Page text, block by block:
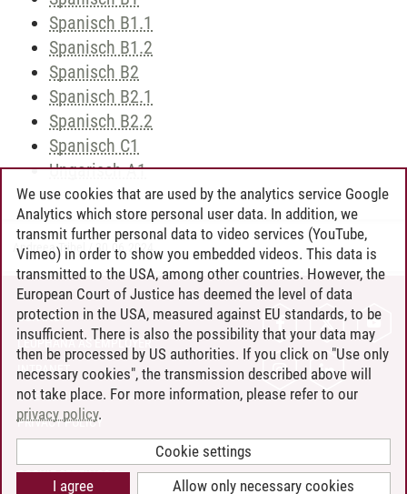
Spanisch B1.1
Spanisch B1.2
Spanisch B2
Spanisch B2.1
Spanisch B2.2
Spanisch C1
Ungarisch A1
Andreea Tribel 30.06.2024
CONTACT
LEUPHANA AS EMPLOYER
INTRANET
SITE NOTICE
PRIVACY POLICY
COOKIE SETTINGS
We use cookies that are used by the analytics service Google
Analytics which store personal user data. In addition, we
transmit further personal data to video services (YouTube,
Vimeo) in order to show you embedded videos. This data is
transmitted to the USA, among other countries. However, the
European Court of Justice has deemed the level of data
protection in the USA, measured against EU standards, to be
insufficient. There is also the possibility that your data may
then be processed by US authorities. If you click on "Use only
necessary cookies", the transmission described above will
not take place. For more information, please refer to our
privacy policy.
Cookie settings
Allow only necessary cookies
I agree